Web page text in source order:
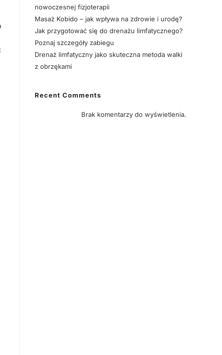
nowoczesnej fizjoterapii
Masaż Kobido – jak wpływa na zdrowie i urodę?
Jak przygotować się do drenażu limfatycznego?
Poznaj szczegóły zabiegu
Drenaż limfatyczny jako skuteczna metoda walki
z obrzękami
Recent Comments
Brak komentarzy do wyświetlenia.